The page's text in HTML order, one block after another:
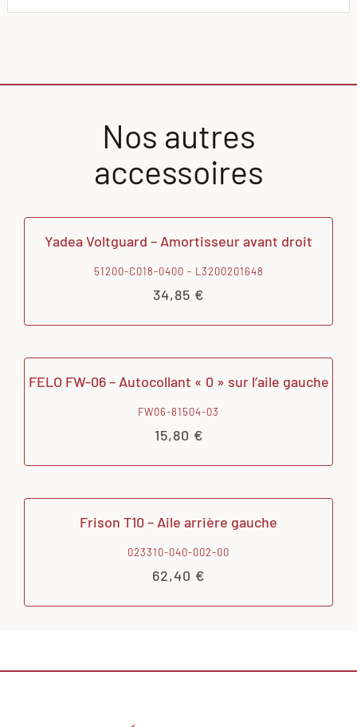
Nos autres
accessoires
Yadea Voltguard – Amortisseur avant droit
51200-C018-0400 - L3200201648
34,85 €
FELO FW-06 – Autocollant « 0 » sur l’aile gauche
FW06-81504-03
15,80 €
Frison T10 – Aile arrière gauche
023310-040-002-00
62,40 €